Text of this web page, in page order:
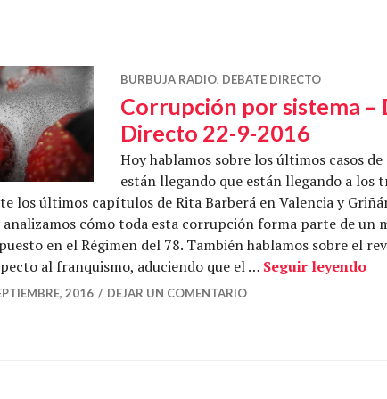
BURBUJA RADIO, DEBATE DIRECTO
Corrupción por sistema –
Directo 22-9-2016
Hoy hablamos sobre los últimos casos
están llegando que están llegando a los
los últimos capítulos de Rita Barberá en Valencia y
cómo toda esta corrupción forma parte de un
en el Régimen del 78. También hablamos sobre el
al franquismo, aduciendo que el … Seguir leyendo
2016 DEJAR UN COMENTARIO